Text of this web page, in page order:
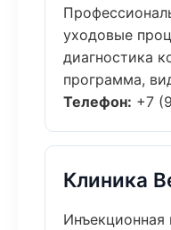
уходовые
диагностика
программа,
Телефон: +7
Клиника
Инъекционная